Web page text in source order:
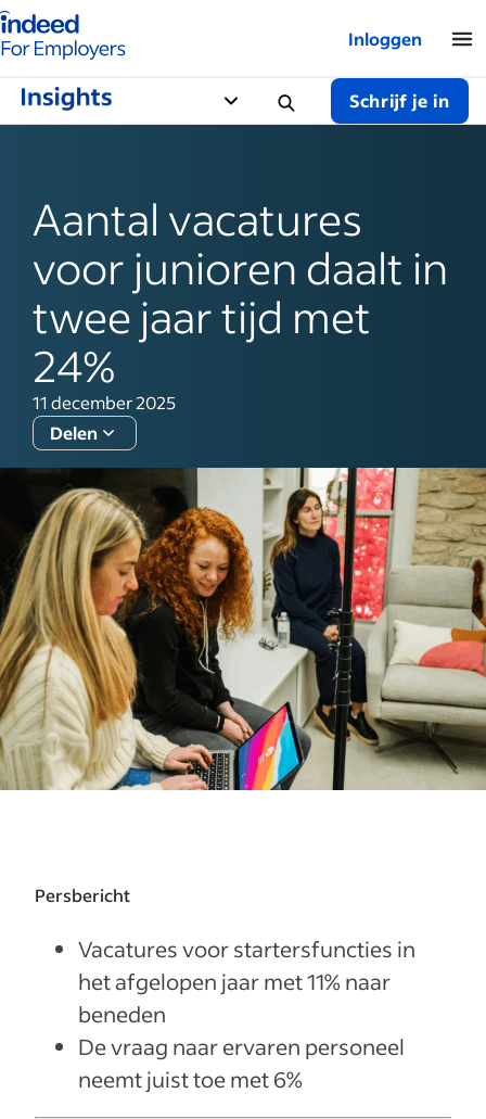
van Indeed - Voor werkgevers
Inloggen
Schrijf je in
Aantal vacatures
voor junioren daalt in
twee jaar tijd met
24%
11 december 2025
Delen
Persbericht
Vacatures voor startersfuncties in
het afgelopen jaar met 11% naar
beneden
De vraag naar ervaren personeel
neemt juist toe met 6%